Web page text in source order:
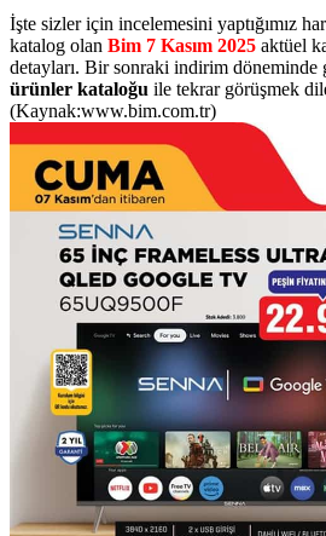
İşte sizler için incelemesini yaptığımız
katalog olan Bim 7 Kasım 2025 aktüel
detayları. Bir sonraki indirim döneminde
ürünler kataloğu ile tekrar görüşmek
(Kaynak:www.bim.com.tr)